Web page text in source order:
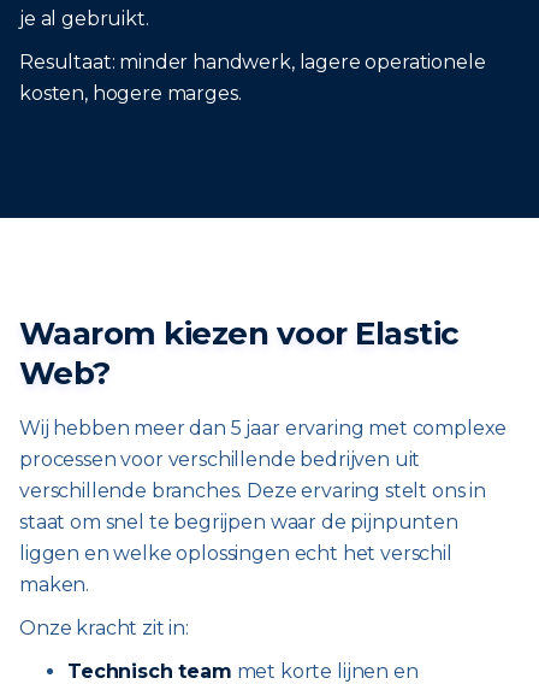
je al gebruikt.
Resultaat: minder handwerk, lagere operationele
kosten, hogere marges.
Waarom kiezen voor Elastic
Web?
Wij hebben meer dan 5 jaar ervaring met complexe
processen voor verschillende bedrijven uit
verschillende branches. Deze ervaring stelt ons in
staat om snel te begrijpen waar de pijnpunten
liggen en welke oplossingen echt het verschil
maken.
Onze kracht zit in:
Technisch team met korte lijnen en